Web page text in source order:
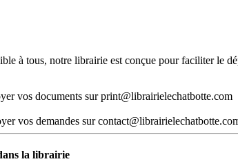
à tous, notre librairie est conçue pour faciliter le
vos documents sur print@librairielechatbotte.com
vos demandes sur
la librairie